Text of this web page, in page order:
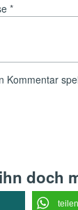
*
Kommentar
doch
teilen